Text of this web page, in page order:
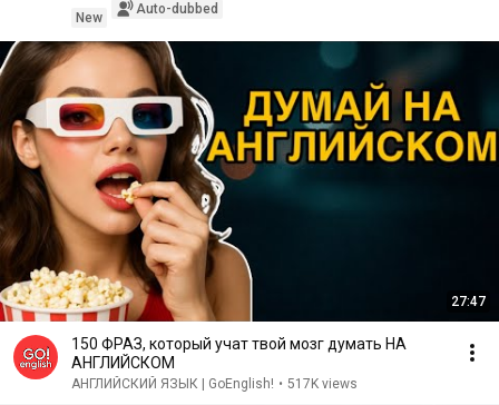
New
Auto-dubbed
27:47
150 ФРАЗ, который учат твой мозг думать НА
АНГЛИЙСКОМ
АНГЛИЙСКИЙ ЯЗЫК | GoEnglish! • 517K views